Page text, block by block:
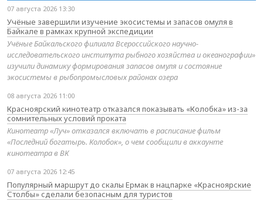
07 августа 2026 13:30
Учёные завершили изучение экосистемы и запасов омуля в
Байкале в рамках крупной экспедиции
Учёные Байкальского филиала Всероссийского научно-
исследовательского института рыбного хозяйства и океанографии»
изучили динамику формирования запасов омуля и состояние
экосистемы в рыбопромысловых районах озера
08 августа 2026 11:00
Красноярский кинотеатр отказался показывать «Колобка» из-за
сомнительных условий проката
Кинотеатр «Луч» отказался включать в расписание фильм
«Последний богатырь. Колобок», о чем сообщили в аккаунте
кинотеатра в ВК
07 августа 2026 12:45
Популярный маршрут до скалы Ермак в нацпарке «Красноярские
Столбы» сделали безопасным для туристов